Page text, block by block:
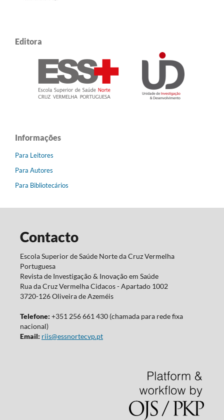
Editora
Informações
Para Leitores
Para Autores
Para Bibliotecários
Contacto
Escola Superior de Saúde Norte da Cruz Vermelha
Portuguesa
Revista de Investigação & Inovação em Saúde
Rua da Cruz Vermelha Cidacos - Apartado 1002
3720-126 Oliveira de Azeméis
Telefone: +351 256 661 430 (chamada para rede fixa
nacional)
Email: riis@essnortecvp.pt